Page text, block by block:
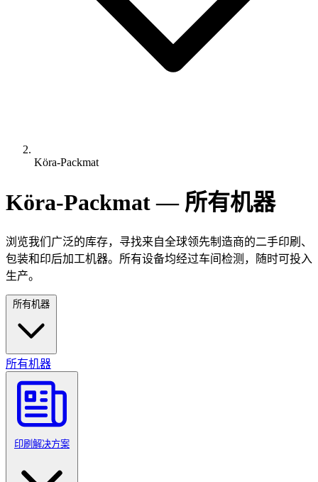
Köra-Packmat
Köra-Packmat — 所有机器
浏览我们广泛的库存，寻找来自全球领先制造商的二手印刷、
包装和印后加工机器。所有设备均经过车间检测，随时可投入
生产。
所有机器
所有机器
印刷解决方案